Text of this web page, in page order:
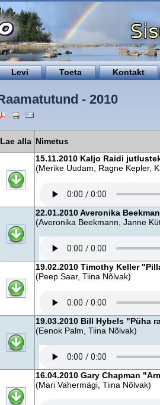
Levi Toeta Kontakt
- 2010
Lae alla Nimetus
15.11.2010 Kaljo Raidi
(Merike Uudam, Ragne Kepler,
22.01.2010 Averonika
(Averonika Beekmann, Janne
19.02.2010 Timothy Keller
(Peep Saar, Tiina Nõlvak)
19.03.2010 Bill Hybels "Püha
(Eenok Palm, Tiina Nõlvak)
16.04.2010 Gary Chapman
(Mari Vahermägi, Tiina Nõlvak)